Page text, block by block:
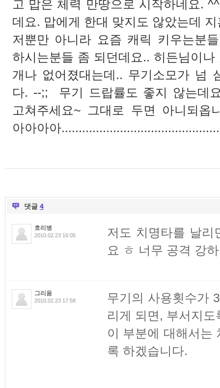
고 맙은 체력 만땅으로 시작하네요.
데요. 맙에게 한대 맞지도 않았는데
저뿐만 아니라 요즘 캐릭 키우는분
하시는분들 좀 되던데요.. 히든님이
개나 없어졌대는데.. 무기소모가 넘
다. --;; 무기 드랍률도 좋지 않는데
고쳐주세요~ 그대로 두면 아니되옵
아아아아
댓글 4
호리병
2010.02.23 16:05
저도 치명타를 날리
요 ㅎ 너무 공격 강
그리움
2010.02.23 17:58
무기의 사용횟수가
리게 되면, 부서지
이 부분에 대해서는
록 하겠습니다.